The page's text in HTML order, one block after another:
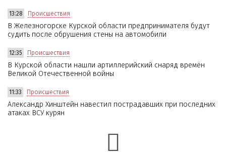
13:28 Происшествия
В Железногорске Курской области предпринимателя будут
судить после обрушения стены на автомобили
12:35 Происшествия
В Курской области нашли артиллерийский снаряд времён
Великой Отечественной войны
11:33 Происшествия
Александр Хинштейн навестил пострадавших при последних
атаках ВСУ курян